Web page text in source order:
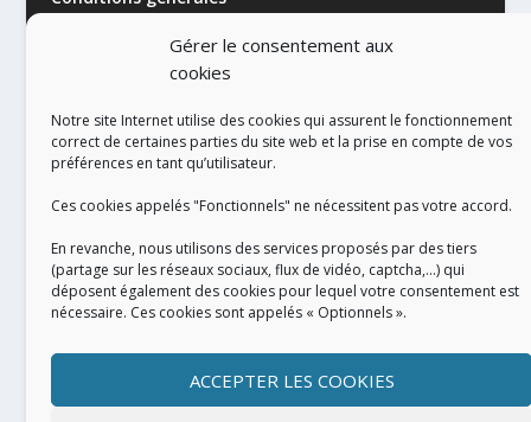
Gérer le consentement aux
cookies
Notre site Internet utilise des cookies qui assurent le fonctionnement
correct de certaines parties du site web et la prise en compte de vos
préférences en tant qu’utilisateur.
Ces cookies appelés "Fonctionnels" ne nécessitent pas votre accord.
En revanche, nous utilisons des services proposés par des tiers
(partage sur les réseaux sociaux, flux de vidéo, captcha,...) qui
déposent également des cookies pour lequel votre consentement est
nécessaire. Ces cookies sont appelés « Optionnels ».
ACCEPTER LES COOKIES